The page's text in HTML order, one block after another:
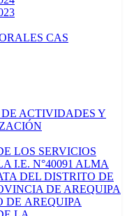
CAS
ACTIVIDADES Y
LOS SERVICIOS
I.E. N°40091 ALMA
DEL DISTRITO DE
DE AREQUIPA
DE AREQUIPA